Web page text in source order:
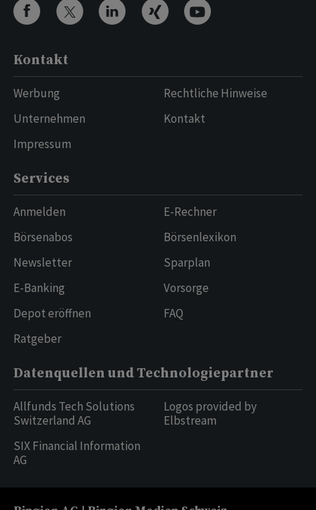
Kontakt
Werbung
Unternehmen
Impressum
Rechtliche Hinweise
Kontakt
Services
Anmelden
Börsenabos
Newsletter
E-Banking
Depot eröffnen
Ratgeber
E-Rechner
Börsenlexikon
Sparplan
Vorsorge
FAQ
Datenquellen und Technologiepartner
Allfunds Tech Solutions
Switzerland AG
SIX Financial Information
AG
Logos provided by
Elbstream